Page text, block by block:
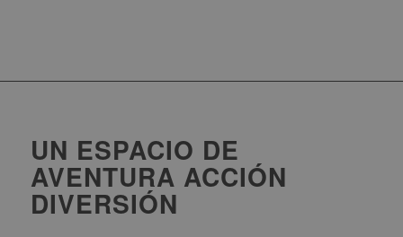
UN ESPACIO DE
AVENTURA ACCIÓN
DIVERSIÓN